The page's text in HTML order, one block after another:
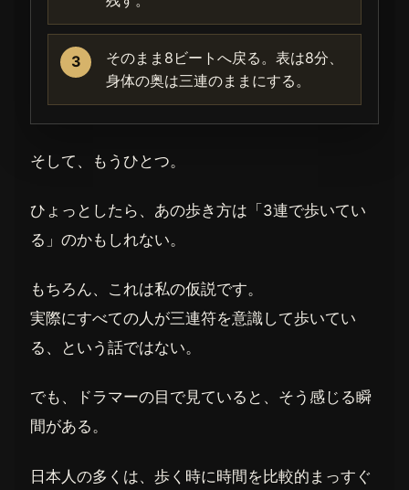
3
そのまま8ビートへ戻る。表は8分、
身体の奥は三連のままにする。
そして、もうひとつ。
ひょっとしたら、あの歩き方は「3連で歩いてい
る」のかもしれない。
もちろん、これは私の仮説です。
実際にすべての人が三連符を意識して歩いてい
る、という話ではない。
でも、ドラマーの目で見ていると、そう感じる瞬
間がある。
日本人の多くは、歩く時に時間を比較的まっすぐ